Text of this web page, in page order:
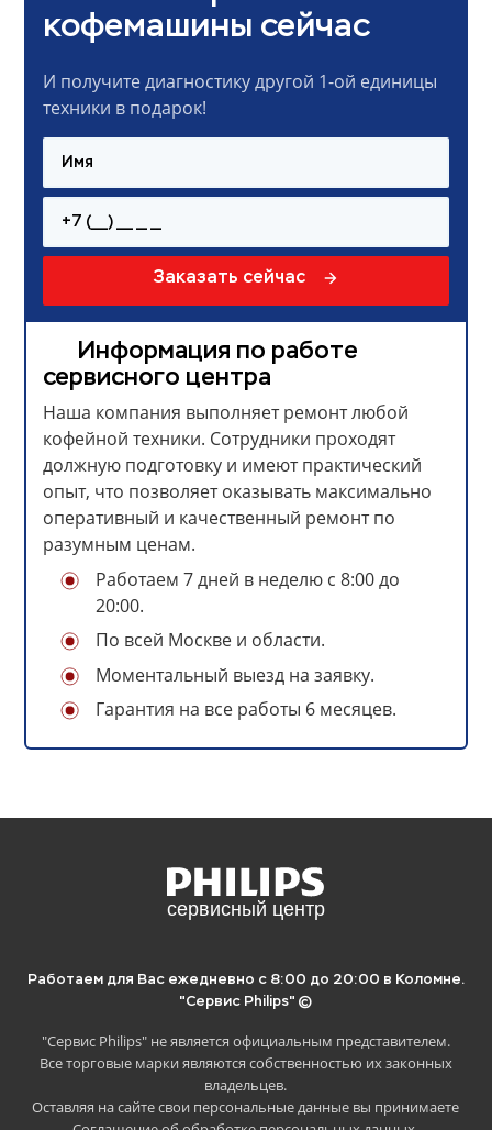
кофемашины сейчас
И получите диагностику другой 1-ой единицы
техники в подарок!
Заказать сейчас
Информация по работе
сервисного центра
Наша компания выполняет ремонт любой
кофейной техники. Сотрудники проходят
должную подготовку и имеют практический
опыт, что позволяет оказывать максимально
оперативный и качественный ремонт по
разумным ценам.
Работаем 7 дней в неделю с 8:00 до
20:00.
По всей Москве и области.
Моментальный выезд на заявку.
Гарантия на все работы 6 месяцев.
Отложите статью на потом, если
нет времени читать.
Работаем для Вас ежедневно с 8:00 до 20:00 в Коломне.
"Сервис Philips" ©
"Сервис Philips" не является официальным представителем.
Все торговые марки являются собственностью их законных
владельцев.
Оставляя на сайте свои персональные данные вы принимаете